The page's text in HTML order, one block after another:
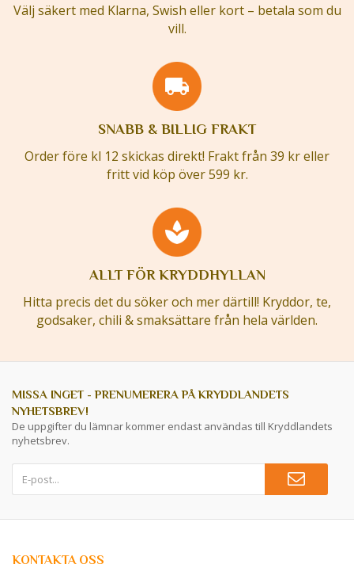
Välj säkert med Klarna, Swish eller kort – betala som du
vill.
SNABB & BILLIG FRAKT
Order före kl 12 skickas direkt! Frakt från 39 kr eller
fritt vid köp över 599 kr.
ALLT FÖR KRYDDHYLLAN
Hitta precis det du söker och mer därtill! Kryddor, te,
godsaker, chili & smaksättare från hela världen.
MISSA INGET - PRENUMERERA PÅ KRYDDLANDETS
NYHETSBREV!
De uppgifter du lämnar kommer endast användas till Kryddlandets
nyhetsbrev.
KONTAKTA OSS